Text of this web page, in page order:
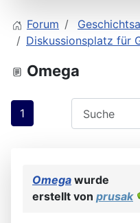
Forum
Diskussionsplatz für
Omega
1
Omega wurde
erstellt von prusak